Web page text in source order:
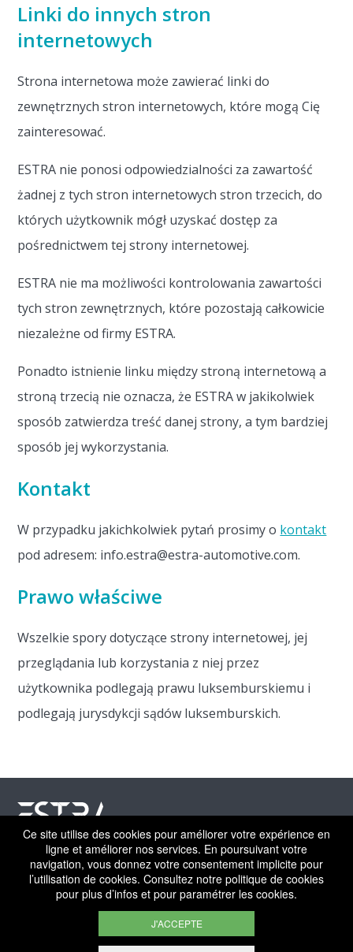
Linki do innych stron
internetowych
Strona internetowa może zawierać linki do
zewnętrznych stron internetowych, które mogą Cię
zainteresować.
ESTRA nie ponosi odpowiedzialności za zawartość
żadnej z tych stron internetowych stron trzecich, do
których użytkownik mógł uzyskać dostęp za
pośrednictwem tej strony internetowej.
ESTRA nie ma możliwości kontrolowania zawartości
tych stron zewnętrznych, które pozostają całkowicie
niezależne od firmy ESTRA.
Ponadto istnienie linku między stroną internetową a
stroną trzecią nie oznacza, że ESTRA w jakikolwiek
sposób zatwierdza treść danej strony, a tym bardziej
sposób jej wykorzystania.
Kontakt
W przypadku jakichkolwiek pytań prosimy o kontakt
pod adresem: info.estra@estra-automotive.com.
Prawo właściwe
Wszelkie spory dotyczące strony internetowej, jej
przeglądania lub korzystania z niej przez
użytkownika podlegają prawu luksemburskiemu i
podlegają jurysdykcji sądów luksemburskich.
©ESTRA 2026 | All rights reserved
NOTA PRAWNA
POLITYKA PRYWATNOŚCI
Ce site utilise des cookies pour améliorer votre expérience en
ligne et améliorer nos services. En poursuivant votre
navigation, vous donnez votre consentement implicite pour
l’utilisation de cookies. Consultez notre politique de cookies
pour plus d’infos et pour paramétrer les cookies.
J'ACCEPTE